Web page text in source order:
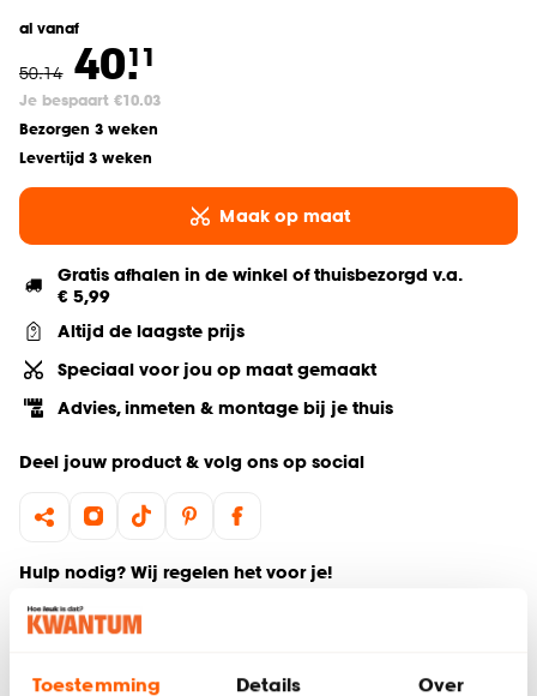
Toestemming Details Over
al vanaf
50.14 40.11
Je bespaart €10.03
Bezorgen 3 weken
Levertijd 3 weken
Maak op maat
Gratis afhalen in de winkel of thuisbezorgd v.a.
€ 5,99
Altijd de laagste prijs
Speciaal voor jou op maat gemaakt
Advies, inmeten & montage bij je thuis
Deel jouw product & volg ons op social
Hulp nodig? Wij regelen het voor je!
Gratis advies aan huis